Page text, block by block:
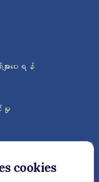
ပေးရန်
မှု
းကို follow လုပ်
cookies